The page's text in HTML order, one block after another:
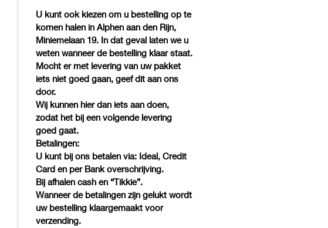
U kunt ook kiezen om u bestelling op te
komen halen in Alphen aan den Rijn,
Miniemelaan 19. In dat geval laten we u
weten wanneer de bestelling klaar staat.
Mocht er met levering van uw pakket
iets niet goed gaan, geef dit aan ons
door.
Wij kunnen hier dan iets aan doen,
zodat het bij een volgende levering
goed gaat.
Betalingen:
U kunt bij ons betalen via: Ideal, Credit
Card en per Bank overschrijving.
Bij afhalen cash en “Tikkie”.
Wanneer de betalingen zijn gelukt wordt
uw bestelling klaargemaakt voor
verzending.